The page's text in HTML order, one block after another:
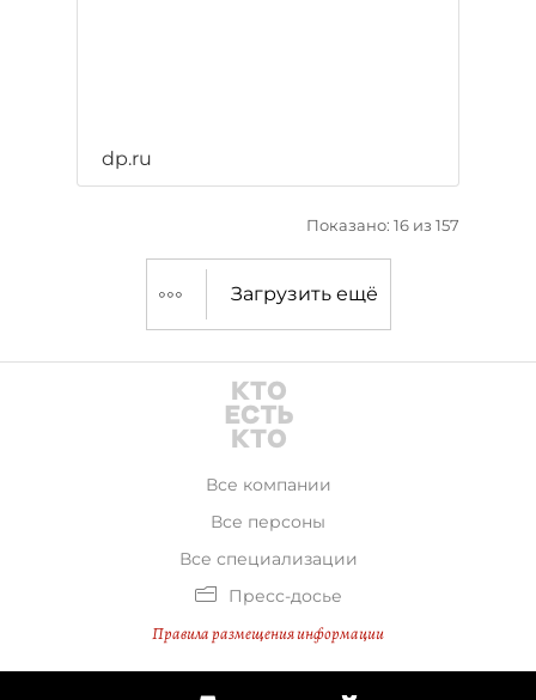
dp.ru
Показано: 16 из 157
Загрузить ещё
Все компании
Все персоны
Все специализации
Пресс-досье
Правила размещения информации